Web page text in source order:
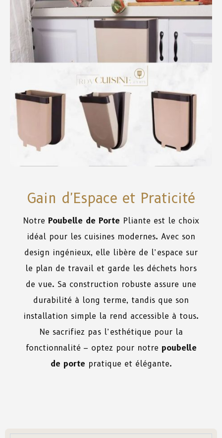
Gain d'Espace et Praticité
Notre Poubelle de Porte Pliante est le choix
idéal pour les cuisines modernes. Avec son
design ingénieux, elle libère de l’espace sur
le plan de travail et garde les déchets hors
de vue. Sa construction robuste assure une
durabilité à long terme, tandis que son
installation simple la rend accessible à tous.
Ne sacrifiez pas l’esthétique pour la
fonctionnalité – optez pour notre poubelle
de porte pratique et élégante.